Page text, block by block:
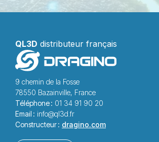
QL3D distributeur français
9 chemin de la Fosse
78550 Bazainville, France
Téléphone : 01 34 91 90 20
Email : info@ql3d.fr
Constructeur : dragino.com